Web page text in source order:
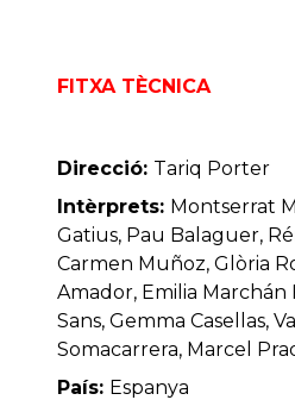
FITXA TÈCNICA
Direcció: Tariq Porter
Intèrprets: Montserrat
Gatius, Pau Balaguer,
Carmen Muñoz, Glòria
Amador, Emilia Marchán
Sans, Gemma Casellas,
Somacarrera, Marcel
País: Espanya